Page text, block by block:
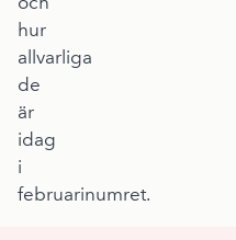
hur
allvarliga
de
är
idag
i
februarinumret.